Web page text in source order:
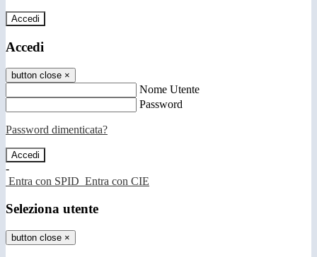
Accedi
Accedi
button close ×
Nome Utente
Password
Password dimenticata?
-
Entra con SPID Entra con CIE
Seleziona utente
button close ×